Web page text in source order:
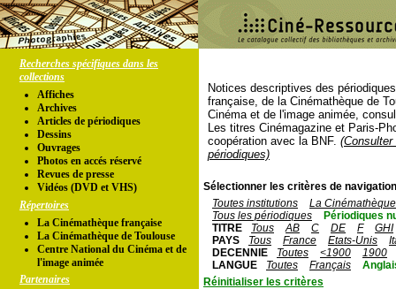
Recherches spécifiques dans les
collections
Affiches
Archives
Articles de périodiques
Dessins
Ouvrages
Photos en accés réservé
Revues de presse
Vidéos (DVD et VHS)
Répertoires
La Cinémathèque française
La Cinémathèque de Toulouse
Centre National du Cinéma et de
l'image animée
Partenaires
Notices descriptives des
française, de la Cinémathèque de
Cinéma et de l'image animée,
Les titres Cinémagazine et Paris-
coopération avec la BNF.
périodiques)
Sélectionner les critères de
Toutes institutions
La
Tous les périodiques
Périodiques
TITRE
Tous AB C DE F
GHI
PAYS
Tous France Etats-Unis
DECENNIE
Toutes <1900
1900
LANGUE
Toutes Français
Réinitialiser les critères